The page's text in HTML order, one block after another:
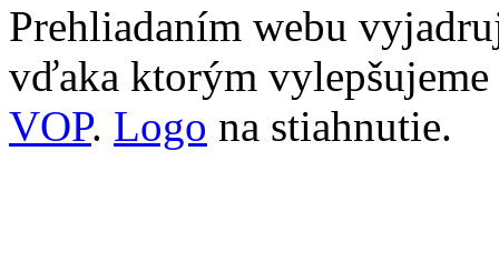
Prehliadaním webu
vďaka ktorým
VOP. Logo na stiahnutie.